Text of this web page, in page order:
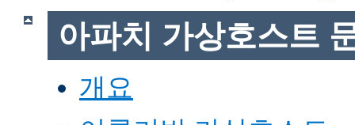
아파치 가상호스트
개요